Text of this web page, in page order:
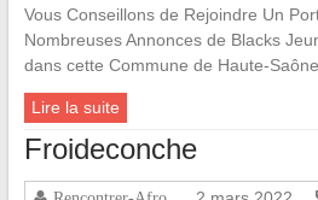
Vous Conseillons de Rejoindre Un
Nombreuses Annonces de Blacks
dans cette Commune de Haute-
Lire la suite
Froideconche